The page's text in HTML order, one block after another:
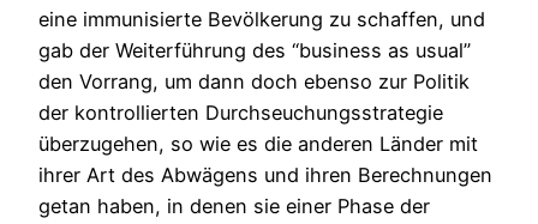
eine immunisierte Bevölkerung zu schaffen, und
gab der Weiterführung des “business as usual”
den Vorrang, um dann doch ebenso zur Politik
der kontrollierten Durchseuchungsstrategie
überzugehen, so wie es die anderen Länder mit
ihrer Art des Abwägens und ihren Berechnungen
getan haben, in denen sie einer Phase der